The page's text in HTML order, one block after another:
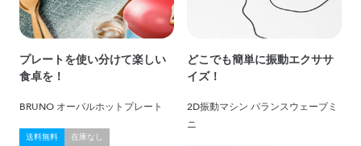
プレートを使い分けて楽しい
食卓を！
BRUNO オーバルホットプレート
送料無料 在庫なし
どこでも簡単に振動エクササ
イズ！
2D振動マシン バランスウェーブミ
ニ